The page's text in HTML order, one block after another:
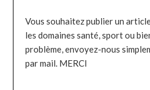
Vous souhaitez publier un
les domaines santé, sport ou
problème, envoyez-nous
par mail. MERCI